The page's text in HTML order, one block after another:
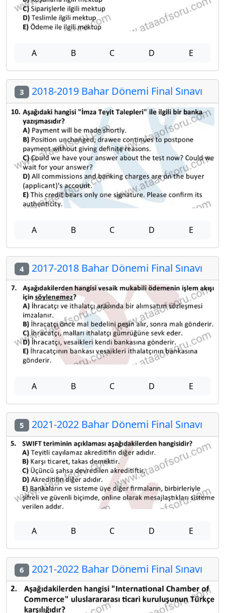
A B C D E
3 2018-2019 Bahar Dönemi Final Sınavı
A B C D E
4 2017-2018 Bahar Dönemi Final Sınavı
A B C D E
5 2021-2022 Bahar Dönemi Final Sınavı
A B C D E
6 2021-2022 Bahar Dönemi Final Sınavı